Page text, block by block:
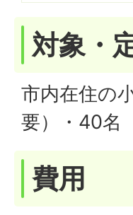
対象・
市内在住の
要）・40名
費用